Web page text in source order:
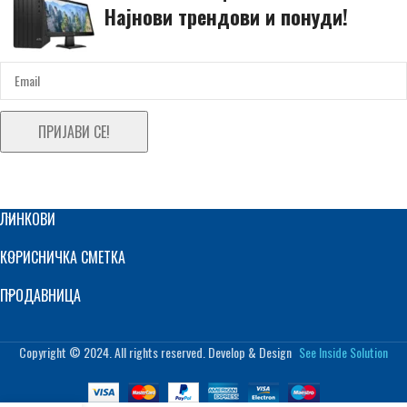
Најнови трендови и понуди!
ПРИЈАВИ СЕ!
ЛИНКОВИ
КОРИСНИЧКА СМЕТКА
ПРОДАВНИЦА
Copyright © 2024. All rights reserved. Develop & Design See Inside Solution